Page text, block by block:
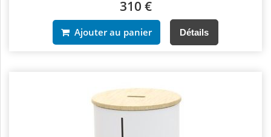
310 €
Ajouter au panier Détails